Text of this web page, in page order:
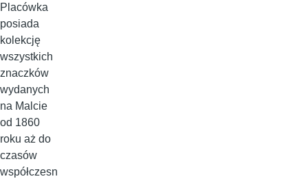
Placówka
posiada
kolekcję
wszystkich
znaczków
wydanych
na Malcie
od 1860
roku aż do
czasów
współczesn